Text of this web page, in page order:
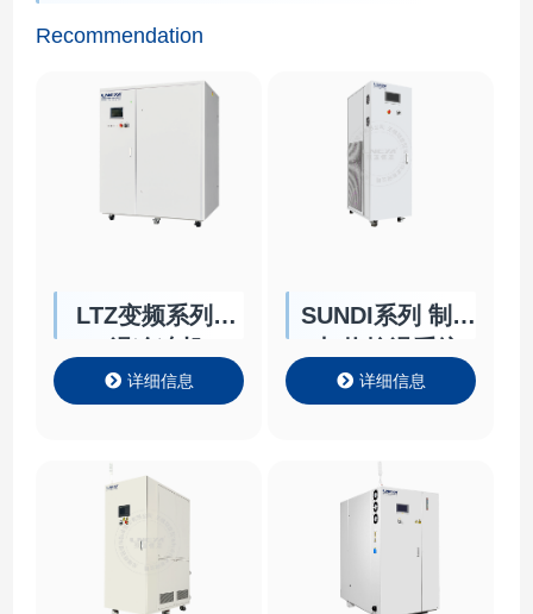
Recommendation
LTZ变频系列低
详细信息
SUNDI系列 制冷
详细信息